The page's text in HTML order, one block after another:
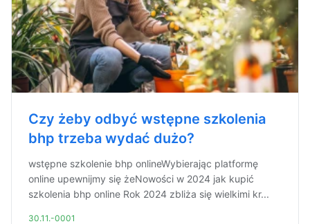
Czy żeby odbyć wstępne szkolenia
bhp trzeba wydać dużo?
wstępne szkolenie bhp onlineWybierając platformę
online upewnijmy się żeNowości w 2024 jak kupić
szkolenia bhp online Rok 2024 zbliża się wielkimi kr...
30.11.-0001